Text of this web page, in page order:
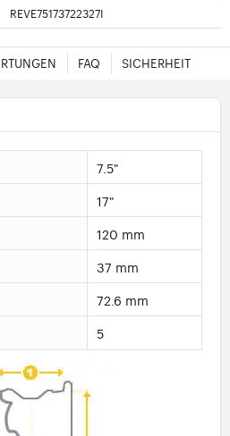
REVE75173722327I
FAQ SICHERHEIT
7.5"
17"
120 mm
37 mm
72.6 mm
5